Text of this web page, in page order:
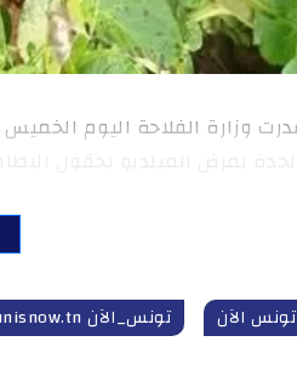
تونس الآن تونس_الآن tunisnow.tn